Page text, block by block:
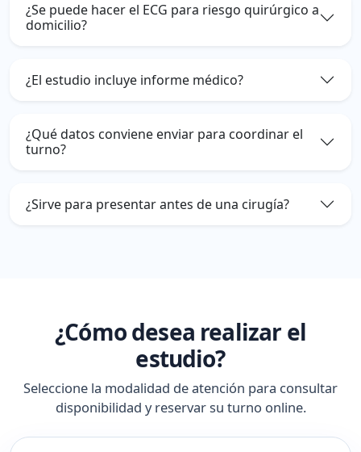
¿Se puede hacer el ECG para riesgo quirúrgico a
domicilio?
¿El estudio incluye informe médico?
¿Qué datos conviene enviar para coordinar el
turno?
¿Sirve para presentar antes de una cirugía?
¿Cómo desea realizar el
estudio?
Seleccione la modalidad de atención para consultar
disponibilidad y reservar su turno online.